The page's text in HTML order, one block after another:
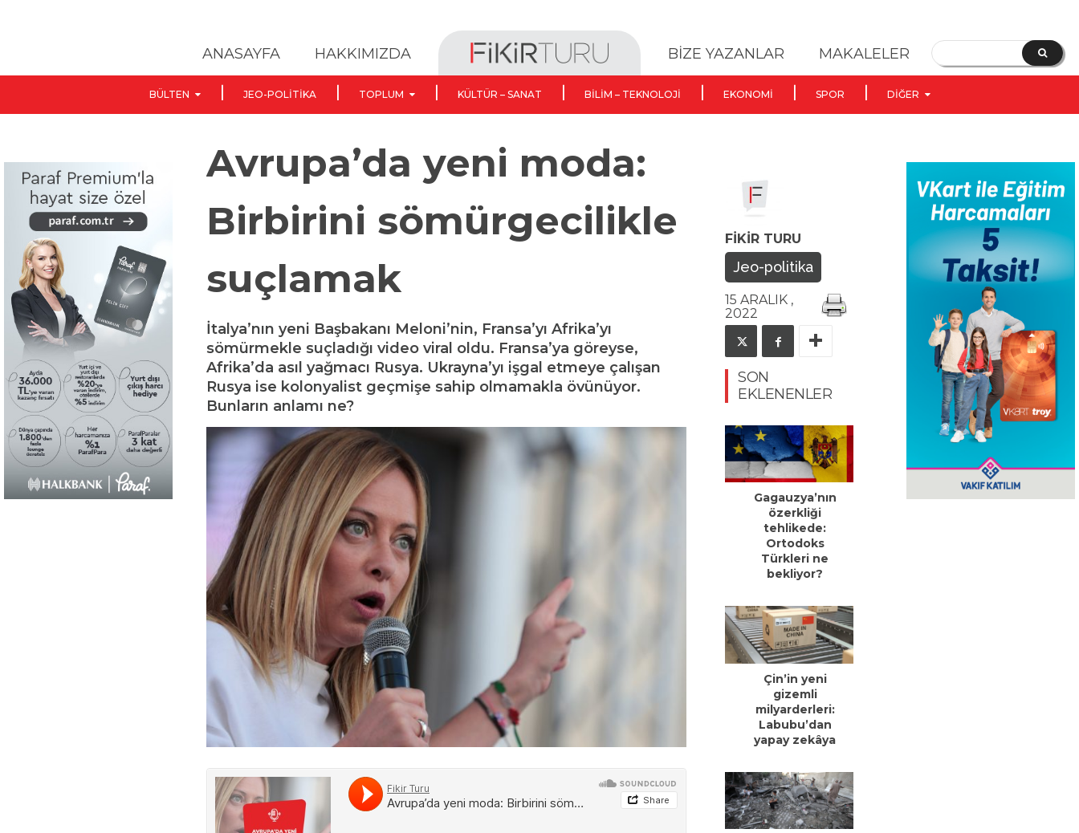
ANASAYFA HAKKIMIZDA BİZE YAZANLAR MAKALELER
BÜLTEN JEO-POLITIKA TOPLUM KÜLTÜR – SANAT BILIM – TEKNOLOJI EKONOMI SPOR DIĞER
Avrupa’da yeni moda:
Birbirini sömürgecilikle
suçlamak
İtalya’nın yeni Başbakanı Meloni’nin, Fransa’yı Afrika’yı
sömürmekle suçladığı video viral oldu. Fransa’ya göreyse,
Afrika’da asıl yağmacı Rusya. Ukrayna’yı işgal etmeye çalışan
Rusya ise kolonyalist geçmişe sahip olmamakla övünüyor.
Bunların anlamı ne?
FIKIR TURU
Jeo-politika
15 ARALIK ,
2022
SON
EKLENENLER
Gagauzya’nın
özerkliği
tehlikede:
Ortodoks
Türkleri ne
bekliyor?
Çin’in yeni
gizemli
milyarderleri:
Labubu’dan
yapay zekâya